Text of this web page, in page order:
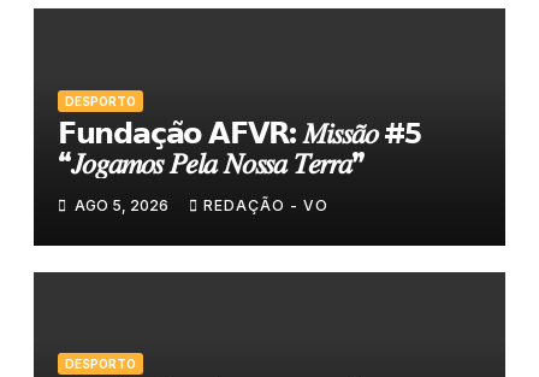
DESPORTO
𝗙𝘂𝗻𝗱𝗮𝗰̧𝗮̃𝗼 𝗔𝗙𝗩𝗥: 𝑀𝑖𝑠𝑠𝑎̃𝑜 #5
“𝐽𝑜𝑔𝑎𝑚𝑜𝑠 𝑃𝑒𝑙𝑎 𝑁𝑜𝑠𝑠𝑎 𝑇𝑒𝑟𝑟𝑎”
AGO 5, 2026 REDAÇÃO - VO
DESPORTO